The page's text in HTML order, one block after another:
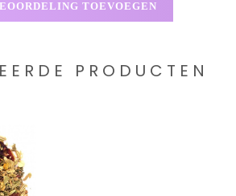
TOEVOEGEN
PRODUCTEN